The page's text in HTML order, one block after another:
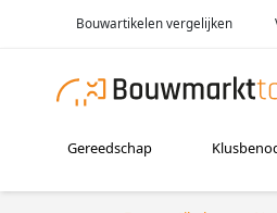
Bouwartikelen vergelijken
Gereedschap